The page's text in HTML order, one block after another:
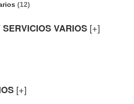
(12)
VARIOS [+]
[+]